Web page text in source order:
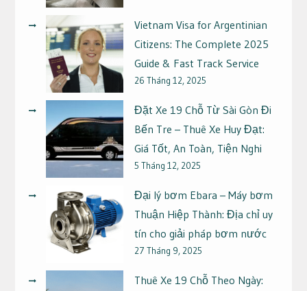
Vietnam Visa for Argentinian
Citizens: The Complete 2025
Guide & Fast Track Service
26 Tháng 12, 2025
Đặt Xe 19 Chỗ Từ Sài Gòn Đi
Bến Tre – Thuê Xe Huy Đạt:
Giá Tốt, An Toàn, Tiện Nghi
5 Tháng 12, 2025
Đại lý bơm Ebara – Máy bơm
Thuận Hiệp Thành: Địa chỉ uy
tín cho giải pháp bơm nước
27 Tháng 9, 2025
Thuê Xe 19 Chỗ Theo Ngày: